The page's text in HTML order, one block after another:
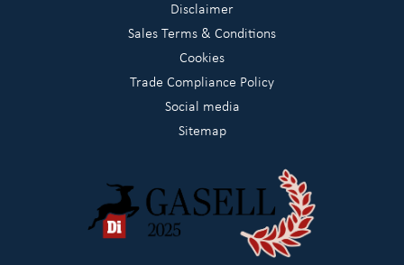
Disclaimer
Sales Terms & Conditions
Cookies
Trade Compliance Policy
Social media
Sitemap